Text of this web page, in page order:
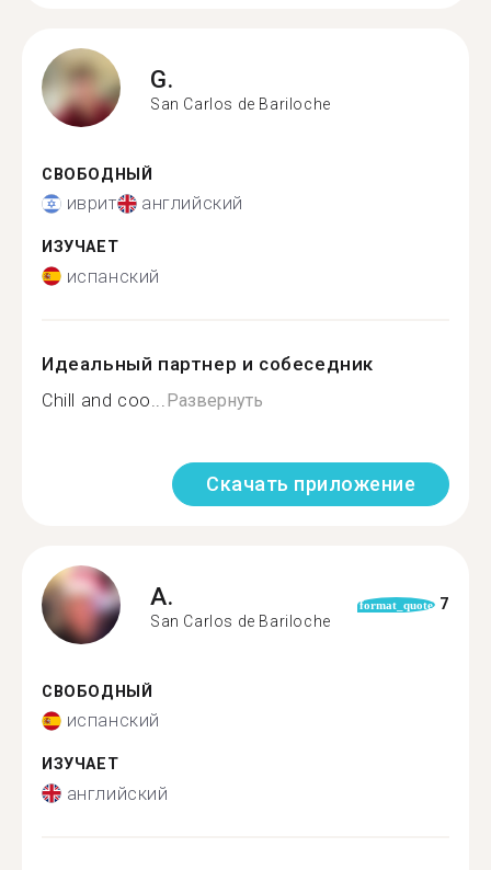
G.
San Carlos de Bariloche
СВОБОДНЫЙ
иврит английский
ИЗУЧАЕТ
испанский
Идеальный партнер и собеседник
Chill and coo... Развернуть
Скачать приложение
A.
San Carlos de Bariloche
format_quote 7
СВОБОДНЫЙ
испанский
ИЗУЧАЕТ
английский